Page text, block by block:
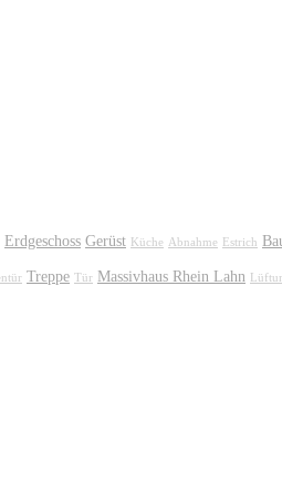
Erdgeschoss Gerüst Küche Abnahme Estrich
Treppe Tür Massivhaus Rhein Lahn